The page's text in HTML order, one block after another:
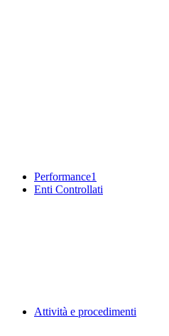
Performance1
Enti Controllati
Attività e procedimenti